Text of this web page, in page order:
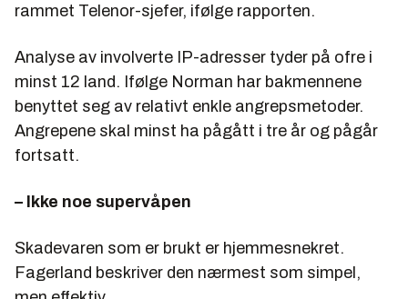
rammet Telenor-sjefer, ifølge rapporten.
Analyse av involverte IP-adresser tyder på ofre i
minst 12 land. Ifølge Norman har bakmennene
benyttet seg av relativt enkle angrepsmetoder.
Angrepene skal minst ha pågått i tre år og pågår
fortsatt.
– Ikke noe supervåpen
Skadevaren som er brukt er hjemmesnekret.
Fagerland beskriver den nærmest som simpel,